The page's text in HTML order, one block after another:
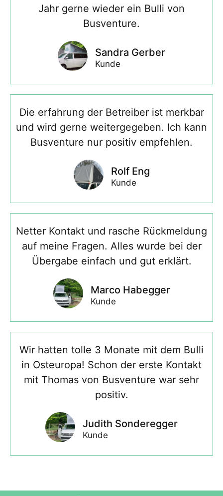
Jahr gerne wieder ein Bulli von
Busventure.
Sandra Gerber
Kunde
Die erfahrung der Betreiber ist merkbar
und wird gerne weitergegeben. Ich kann
Busventure nur positiv empfehlen.
Rolf Eng
Kunde
Netter Kontakt und rasche Rückmeldung
auf meine Fragen. Alles wurde bei der
Übergabe einfach und gut erklärt.
Marco Habegger
Kunde
Wir hatten tolle 3 Monate mit dem Bulli
in Osteuropa! Schon der erste Kontakt
mit Thomas von Busventure war sehr
positiv.
Judith Sonderegger
Kunde